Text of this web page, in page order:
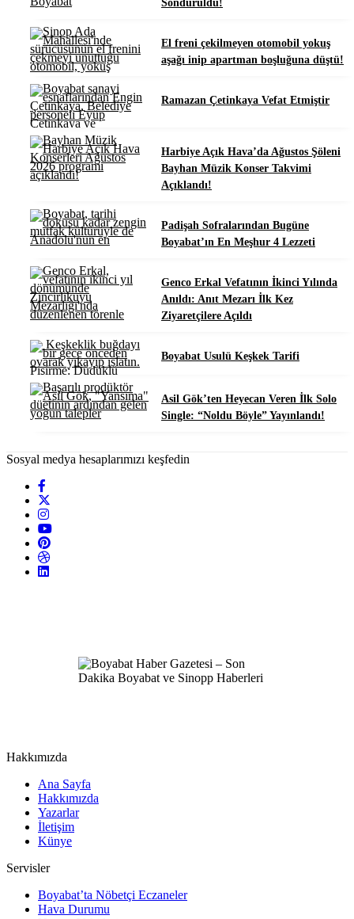
Söndürüldü!
El freni çekilmeyen otomobil yokuş
aşağı inip apartman boşluğuna düştü!
Ramazan Çetinkaya Vefat Etmiştir
Harbiye Açık Hava’da Ağustos Şöleni
Bayhan Müzik Konser Takvimi
Açıklandı!
Padişah Sofralarından Bugüne
Boyabat’ın En Meşhur 4 Lezzeti
Genco Erkal Vefatının İkinci Yılında
Anıldı: Anıt Mezarı İlk Kez
Ziyaretçilere Açıldı
Boyabat Usulü Keşkek Tarifi
Asil Gök’ten Heyecan Veren İlk Solo
Single: “Noldu Böyle” Yayınlandı!
Sosyal medya hesaplarımızı keşfedin
Hakkımızda
Ana Sayfa
Hakkımızda
Yazarlar
İletişim
Künye
Servisler
Boyabat’ta Nöbetçi Eczaneler
Hava Durumu